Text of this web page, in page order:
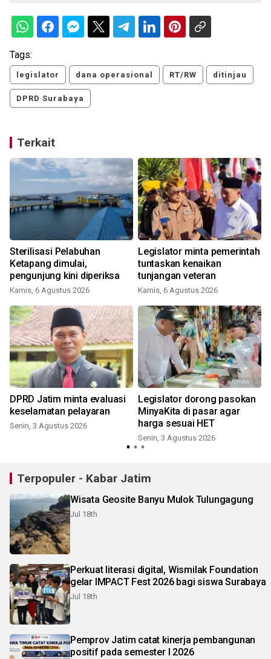
Tags:
legislator dana operasional RT/RW ditinjau
DPRD Surabaya
Terkait
Sterilisasi Pelabuhan
Ketapang dimulai,
pengunjung kini diperiksa
Kamis, 6 Agustus 2026
Legislator minta pemerintah
tuntaskan kenaikan
tunjangan veteran
Kamis, 6 Agustus 2026
DPRD Jatim minta evaluasi
keselamatan pelayaran
Senin, 3 Agustus 2026
Legislator dorong pasokan
MinyaKita di pasar agar
harga sesuai HET
Senin, 3 Agustus 2026
Terpopuler - Kabar Jatim
Wisata Geosite Banyu Mulok Tulungagung
Jul 18th
Perkuat literasi digital, Wismilak Foundation
gelar IMPACT Fest 2026 bagi siswa Surabaya
Jul 18th
Pemprov Jatim catat kinerja pembangunan
positif pada semester I 2026